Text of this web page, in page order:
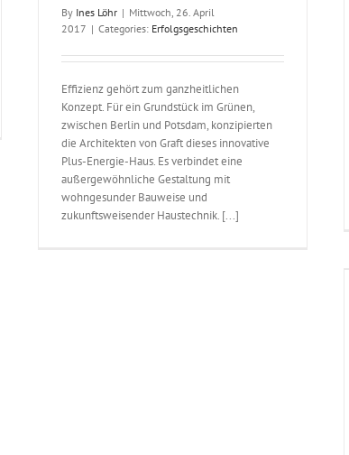
By Ines Löhr | Mittwoch, 26. April
2017 | Categories: Erfolgsgeschichten
Effizienz gehört zum ganzheitlichen
Konzept. Für ein Grundstück im Grünen,
zwischen Berlin und Potsdam, konzipierten
die Architekten von Graft dieses innovative
Plus-Energie-Haus. Es verbindet eine
außergewöhnliche Gestaltung mit
wohngesunder Bauweise und
zukunftsweisender Haustechnik. [...]